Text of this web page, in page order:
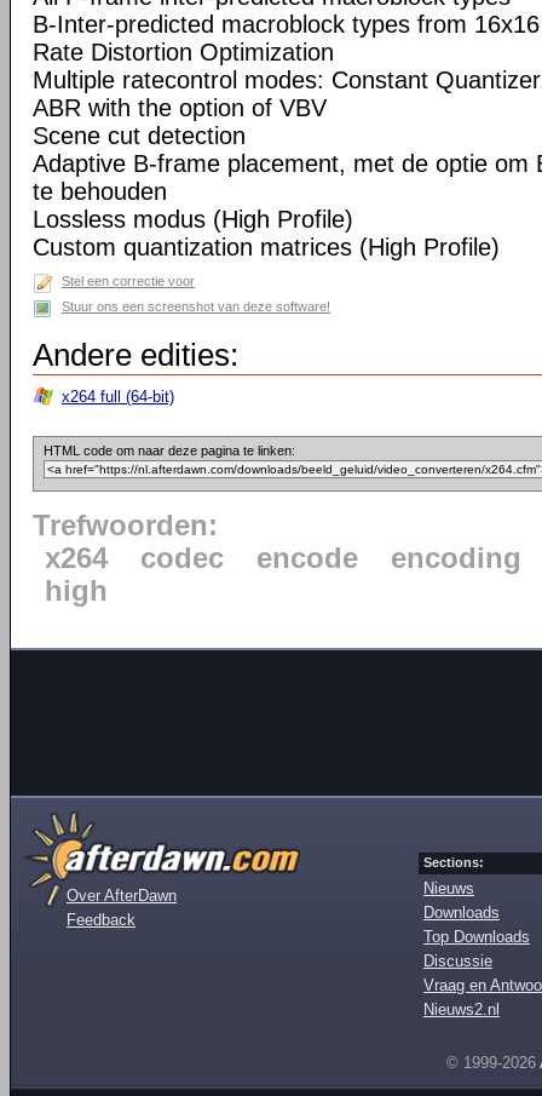
B-Inter-predicted macroblock types from
Rate Distortion Optimization
Multiple ratecontrol modes: Constant
ABR with the option of VBV
Scene cut detection
Adaptive B-frame placement, met de optie om
te behouden
Lossless modus (High Profile)
Custom quantization matrices (High Profile)
Stel een correctie voor
Stuur ons een screenshot van deze software!
Andere edities:
x264 full (64-bit)
HTML code om naar deze pagina te linken:
Trefwoorden:
x264
codec encode
encoding
high
Over AfterDawn
Feedback
Sections:
Nieuws
Downloads
Top Downloads
Discussie
Vraag en
Nieuws2.nl
© 1999-2026